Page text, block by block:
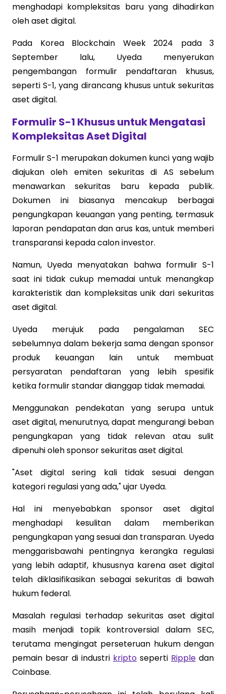
menghadapi kompleksitas baru yang dihadirkan
oleh aset digital.
Pada Korea Blockchain Week 2024 pada 3
September lalu, Uyeda menyerukan
pengembangan formulir pendaftaran khusus,
seperti S-1, yang dirancang khusus untuk sekuritas
aset digital.
Formulir S-1 Khusus untuk Mengatasi
Kompleksitas Aset Digital
Formulir S-1 merupakan dokumen kunci yang wajib
diajukan oleh emiten sekuritas di AS sebelum
menawarkan sekuritas baru kepada publik.
Dokumen ini biasanya mencakup berbagai
pengungkapan keuangan yang penting, termasuk
laporan pendapatan dan arus kas, untuk memberi
transparansi kepada calon investor.
Namun, Uyeda menyatakan bahwa formulir S-1
saat ini tidak cukup memadai untuk menangkap
karakteristik dan kompleksitas unik dari sekuritas
aset digital.
Uyeda merujuk pada pengalaman SEC
sebelumnya dalam bekerja sama dengan sponsor
produk keuangan lain untuk membuat
persyaratan pendaftaran yang lebih spesifik
ketika formulir standar dianggap tidak memadai.
Menggunakan pendekatan yang serupa untuk
aset digital, menurutnya, dapat mengurangi beban
pengungkapan yang tidak relevan atau sulit
dipenuhi oleh sponsor sekuritas aset digital.
"Aset digital sering kali tidak sesuai dengan
kategori regulasi yang ada," ujar Uyeda.
Hal ini menyebabkan sponsor aset digital
menghadapi kesulitan dalam memberikan
pengungkapan yang sesuai dan transparan. Uyeda
menggarisbawahi pentingnya kerangka regulasi
yang lebih adaptif, khususnya karena aset digital
telah diklasifikasikan sebagai sekuritas di bawah
hukum federal.
Masalah regulasi terhadap sekuritas aset digital
masih menjadi topik kontroversial dalam SEC,
terutama mengingat perseteruan hukum dengan
pemain besar di industri kripto seperti Ripple dan
Coinbase.